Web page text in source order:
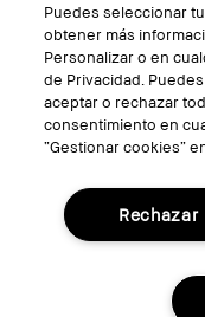
© Bobbi
Puedes seleccionar
obtener más
Personalizar o en
de Privacidad.
aceptar o rechazar
consentimiento en
“Gestionar cookies”
Rechazar